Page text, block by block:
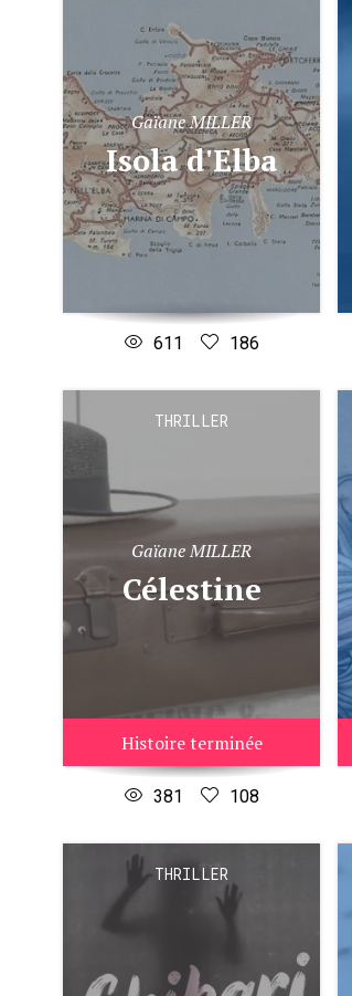
Gaïane MILLER
Isola d'Elba
611 186
THRILLER
Gaïane MILLER
Célestine
Histoire terminée
381 108
THRILLER